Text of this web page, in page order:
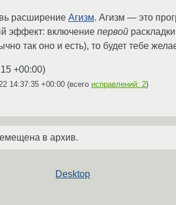
расширение Агизм. Агизм — это
эффект: включение первой
так оно и есть), то будет тебе
+00:00)
14:37:35 +00:00 (всего исправлений: 2)
в архив.
Desktop